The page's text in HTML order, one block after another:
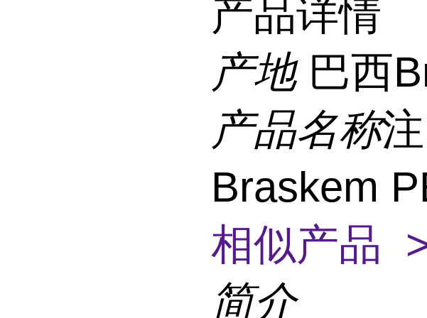
产品详情
产地 巴西
产品名称
Braskem
相似产品
简介